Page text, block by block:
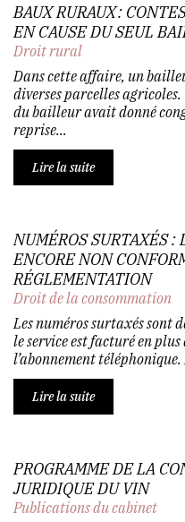
BAUX RURAUX :
EN CAUSE DU SEUL
Droit rural
Dans cette affaire, un
diverses parcelles
du bailleur avait donné
reprise...
Lire la suite
NUMÉROS SURTAXÉS
ENCORE NON
RÉGLEMENTATION
Droit de la consommation
Les numéros surtaxés sont
le service est facturé en
l’abonnement
Lire la suite
PROGRAMME DE LA
JURIDIQUE DU VIN
Publications du cabinet